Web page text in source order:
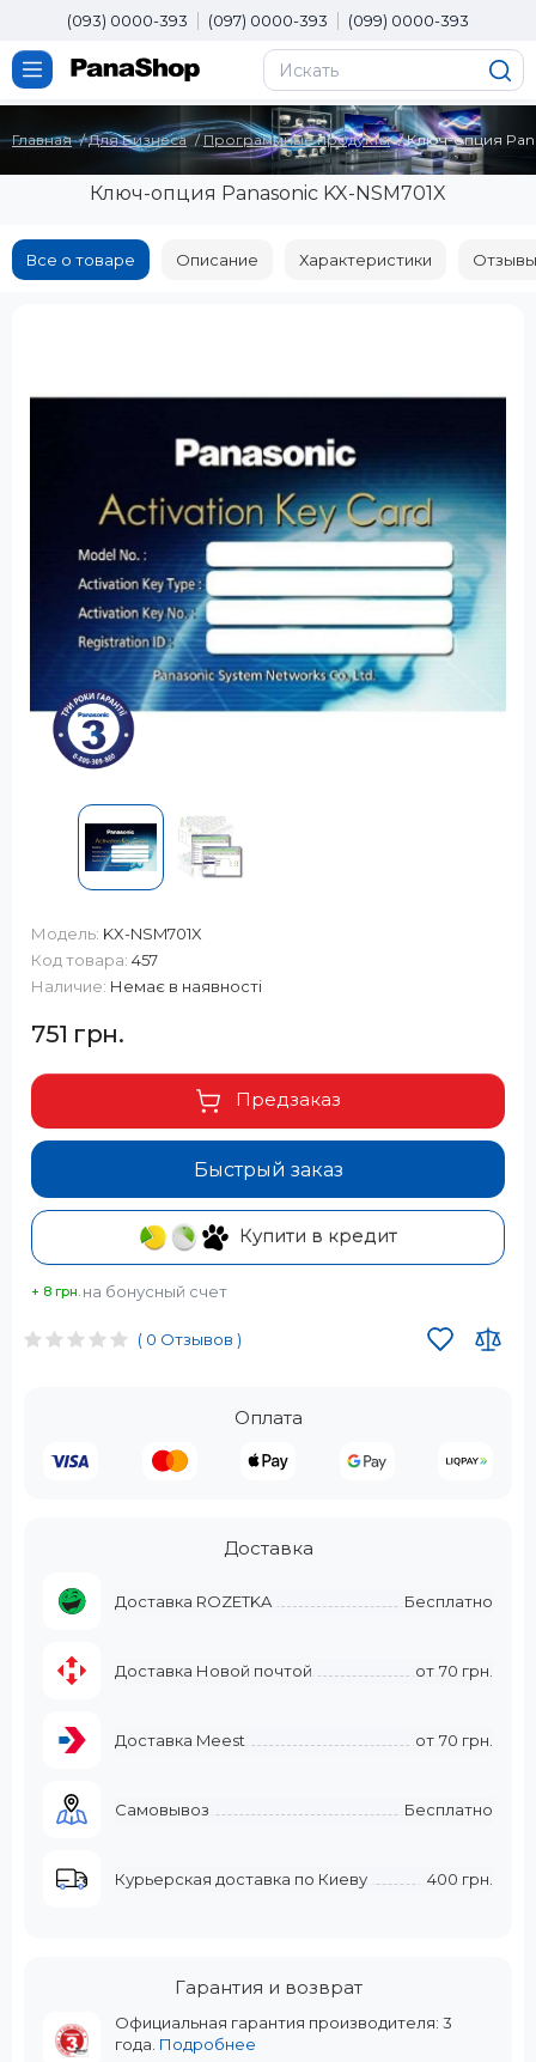
(093) 0000-393 (097) 0000-393 (099) 0000-393
Главная Для Бизнеса Программные продукты Ключ-опция
Ключ-опция Panasonic KX-NSM701X
Все о товаре Описание Характеристики
( 0 Отзывов )
Оплата
Доставка
Доставка ROZETKA Бесплатно
Доставка Новой почтой от 70 грн.
Доставка Meest от 70 грн.
Самовывоз Бесплатно
Курьерская доставка по Киеву 400 грн.
Гарантия и возврат
Официальная гарантия производителя: 3
года. Подробнее
Модель: KX-NSM701X
Код товара: 457
Наличие: Немає в наявності
751 грн.
Быстрый заказ
Предзаказ
Купити в кредит
+ 8 грн. на бонусный счет